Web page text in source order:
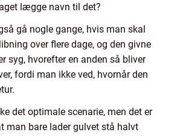
lægge navn til det?
gå nogle gange, hvis man skal
over flere dage, og den givne
syg, hvorefter en anden så bliver
fordi man ikke ved, hvornår den
det optimale scenarie, men det er
man bare lader gulvet stå halvt